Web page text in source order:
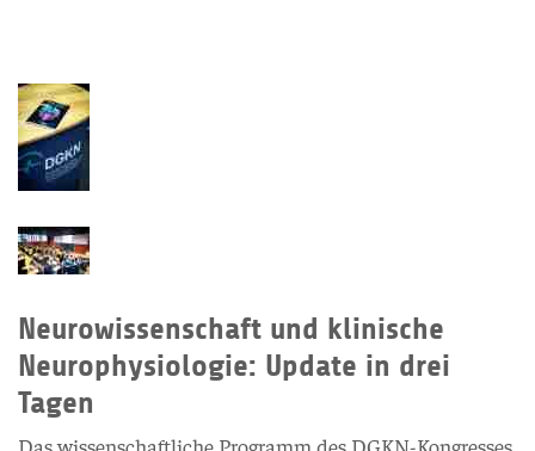
Neurowissenschaft und klinische
Neurophysiologie: Update in drei
Tagen